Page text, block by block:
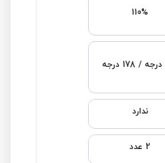
110%
ندارد
2 عدد